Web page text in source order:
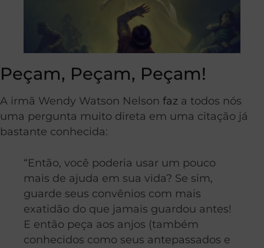
Peçam, Peçam, Peçam!
A irmã Wendy Watson Nelson faz a todos nós
uma pergunta muito direta em uma citação já
bastante conhecida:
“Então, você poderia usar um pouco
mais de ajuda em sua vida? Se sim,
guarde seus convênios com mais
exatidão do que jamais guardou antes!
E então peça aos anjos (também
conhecidos como seus antepassados e